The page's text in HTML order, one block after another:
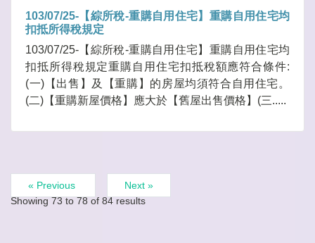
103/07/25-【綜所稅-重購自用住宅】重購自用住宅均
扣抵所得稅規定
103/07/25-【綜所稅-重購自用住宅】重購自用住宅均
扣抵所得稅規定重購自用住宅扣抵稅額應符合條件:
(一)【出售】及【重購】的房屋均須符合自用住宅。
(二)【重購新屋價格】應大於【舊屋出售價格】(三.....
« Previous
Next »
Showing 73 to 78 of 84 results